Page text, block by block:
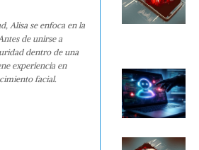
Alisa se enfoca en la
de unirse a
dentro de una
experiencia en
facial.